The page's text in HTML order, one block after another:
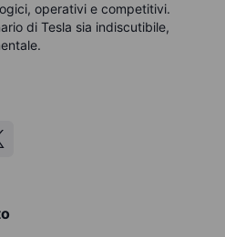
operativi e competitivi.
di Tesla sia indiscutibile,